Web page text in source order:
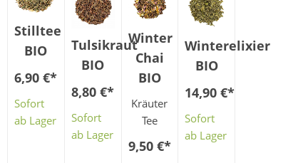
Stilltee
BIO
6,90 €*
Sofort
ab Lager
Tulsikraut
BIO
8,80 €*
Sofort
ab Lager
Winter
Chai
BIO
Kräuter
Tee
9,50 €*
Winterelixier
BIO
14,90 €*
Sofort
ab Lager